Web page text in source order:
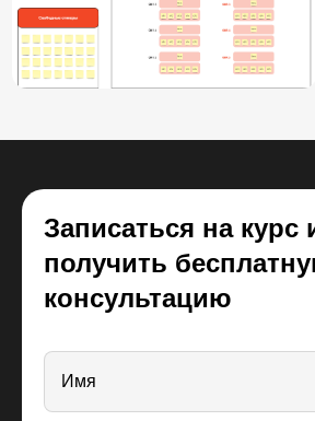
Записаться на курс
получить
консультацию
Имя